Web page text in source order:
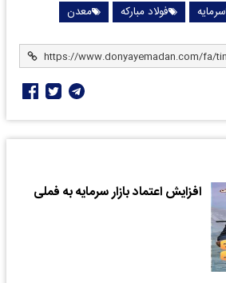
سرمایه فولاد مبارکه معدن
افزایش اعتماد بازار سرمایه به فملی